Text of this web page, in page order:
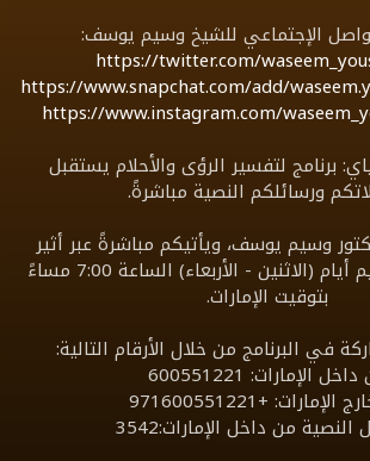
الإجتماعي للشيخ وسيم يوسف:
https://twitter.com/
https://www.snapchat.com/add/
https://www.instagram.com/
برنامج لتفسير الرؤى والأحلام يستقبل
ورسائلكم النصية مباشرةً.
وسيم يوسف، ويأتيكم مباشرةً عبر أثير
إذاعة القرآن الكريم أيام (الاثنين - الأربعاء) الساعة 7:00 مساءً
بتوقيت الإمارات.
في البرنامج من خلال الأرقام التالية:
الإمارات: 600551221
+971600551221
النصية من داخل الإمارات:3542